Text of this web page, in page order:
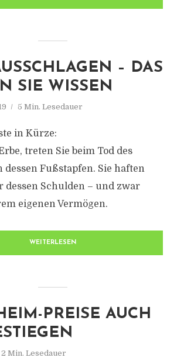
– DAS
SIE WISSEN
5 Min. Lesedauer
in Kürze:
treten Sie beim Tod des
dessen Fußstapfen. Sie haften
dessen Schulden – und zwar
eigenen Vermögen.
WEITERLESEN
PREISE AUCH
2 Min. Lesedauer